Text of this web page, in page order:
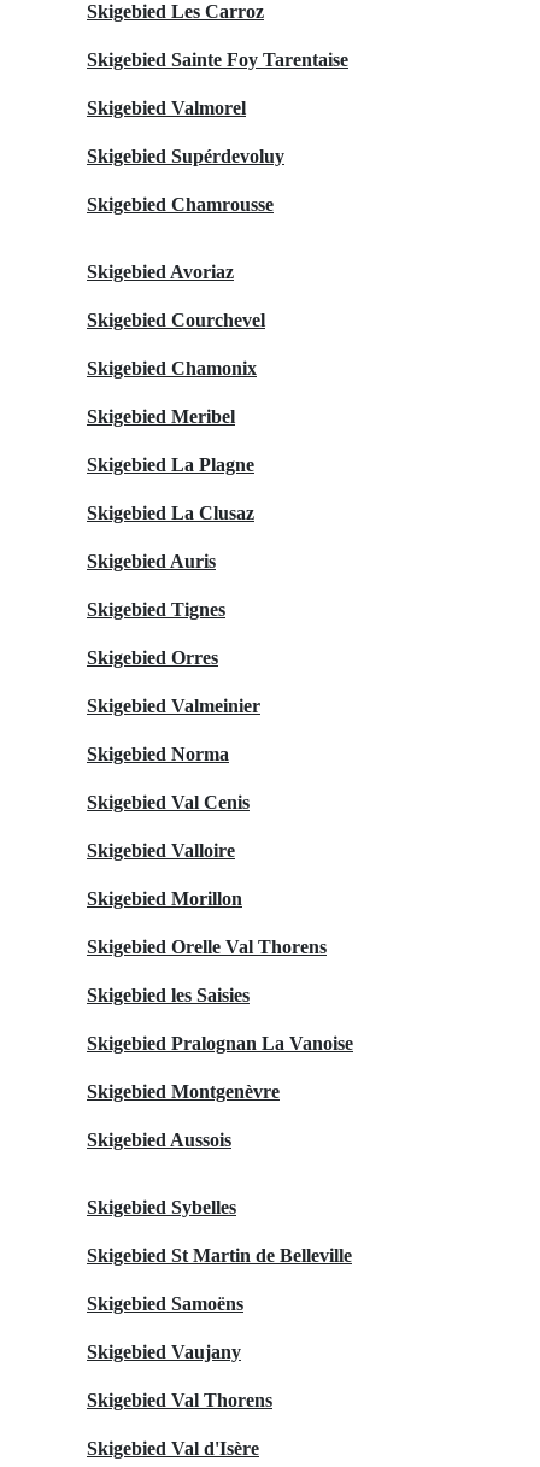
Skigebied Les Carroz
Skigebied Sainte Foy Tarentaise
Skigebied Valmorel
Skigebied Supérdevoluy
Skigebied Chamrousse
Skigebied Avoriaz
Skigebied Courchevel
Skigebied Chamonix
Skigebied Meribel
Skigebied La Plagne
Skigebied La Clusaz
Skigebied Auris
Skigebied Tignes
Skigebied Orres
Skigebied Valmeinier
Skigebied Norma
Skigebied Val Cenis
Skigebied Valloire
Skigebied Morillon
Skigebied Orelle Val Thorens
Skigebied les Saisies
Skigebied Pralognan La Vanoise
Skigebied Montgenèvre
Skigebied Aussois
Skigebied Sybelles
Skigebied St Martin de Belleville
Skigebied Samoëns
Skigebied Vaujany
Skigebied Val Thorens
Skigebied Val d'Isère